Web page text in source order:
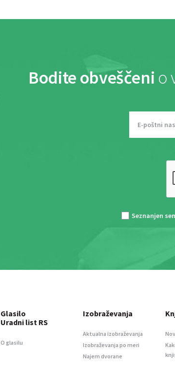
Bodite obveščeni o
Seznanjen
Glasilo
Uradni list RS
O glasilu
Izobraževanja
Aktualna izobraževanja
Izobraževanja po meri
Najem dvorane